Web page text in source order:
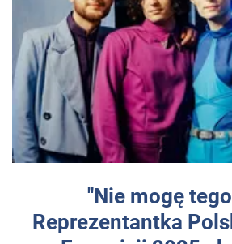
"Nie mogę
Reprezentantka